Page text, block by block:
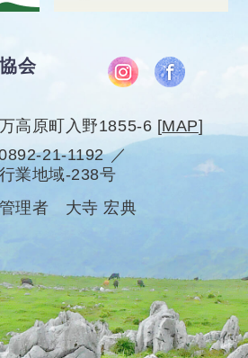
会
高原町入野1855-6 [MAP]
21-1192
業地域-238号
理者 大寺 宏典